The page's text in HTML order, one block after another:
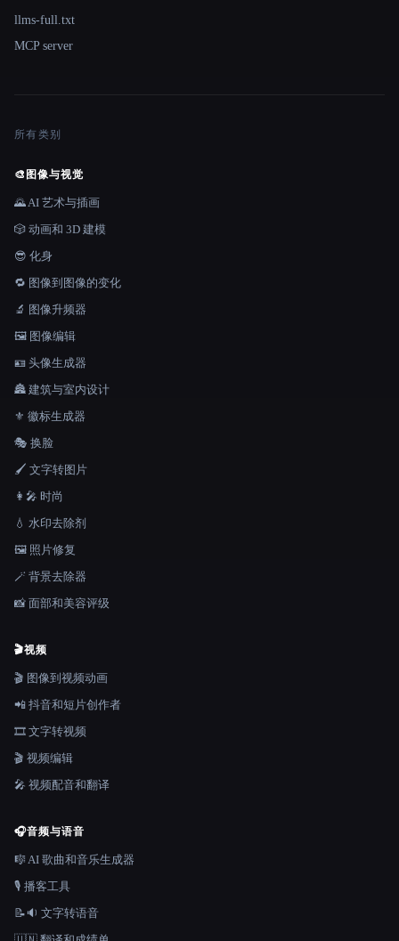
llms-full.txt
MCP server
所有类别
🎨 图像与视觉
🌄 AI 艺术与插画
🎲 动画和 3D 建模
😎 化身
🔁 图像到图像的变化
🔬 图像升频器
🖼️ 图像编辑
🪪 头像生成器
🏯 建筑与室内设计
⚜️ 徽标生成器
🎭 换脸
🖌️ 文字转图片
👩‍🎤 时尚
💧 水印去除剂
🖼️ 照片修复
🪄 背景去除器
📸 面部和美容评级
🎬视频
🎬 图像到视频动画
📲 抖音和短片创作者
🎞️ 文字转视频
🎬 视频编辑
🎤 视频配音和翻译
🎧音频与语音
🎼 AI 歌曲和音乐生成器
🎙️ 播客工具
📝🔉 文字转语音